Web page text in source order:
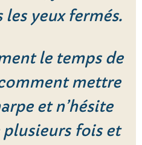
yeux fermés.
le temps de
mettre
et n’hésite
plusieurs fois et